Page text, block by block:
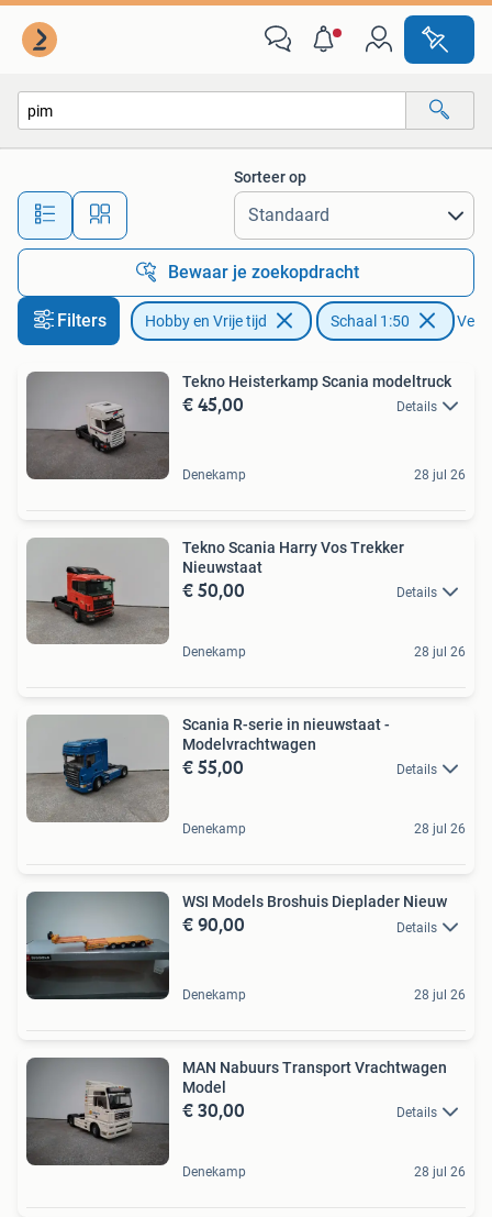
Alle afstanden…
Sorteer op
Bewaar je zoekopdracht
Filters Hobby en Vrije tijd Schaal 1:50
Tekno Heisterkamp Scania modeltruck
€ 45,00 Details
Denekamp 28 jul 26
Tekno Scania Harry Vos Trekker
Nieuwstaat
€ 50,00 Details
Denekamp 28 jul 26
Scania R-serie in nieuwstaat -
Modelvrachtwagen
€ 55,00 Details
Denekamp 28 jul 26
WSI Models Broshuis Dieplader Nieuw
€ 90,00 Details
Denekamp 28 jul 26
MAN Nabuurs Transport Vrachtwagen
Model
€ 30,00 Details
Denekamp 28 jul 26